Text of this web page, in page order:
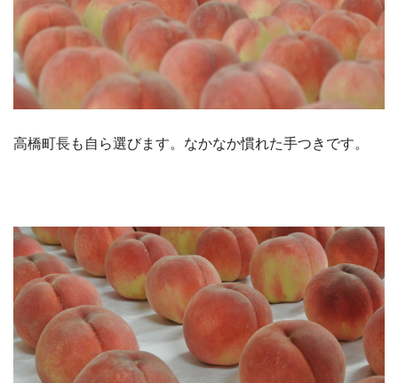
高橋町長も自ら選びます。なかなか慣れた手つきです。